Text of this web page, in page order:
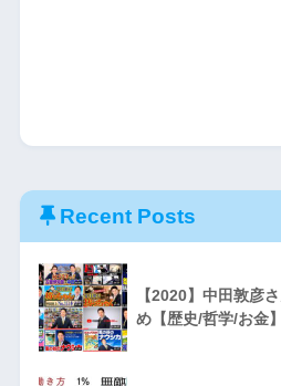
Recent Posts
【2020】中田敦彦
め【歴史/哲学/お金】